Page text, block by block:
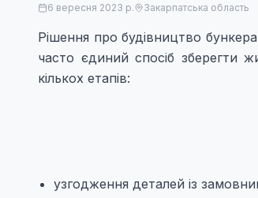
6 вересня 2023 р. Закарпатська область
Рішення про будівництво
часто єдиний спосіб зберегти
кількох етапів:
узгодження деталей із